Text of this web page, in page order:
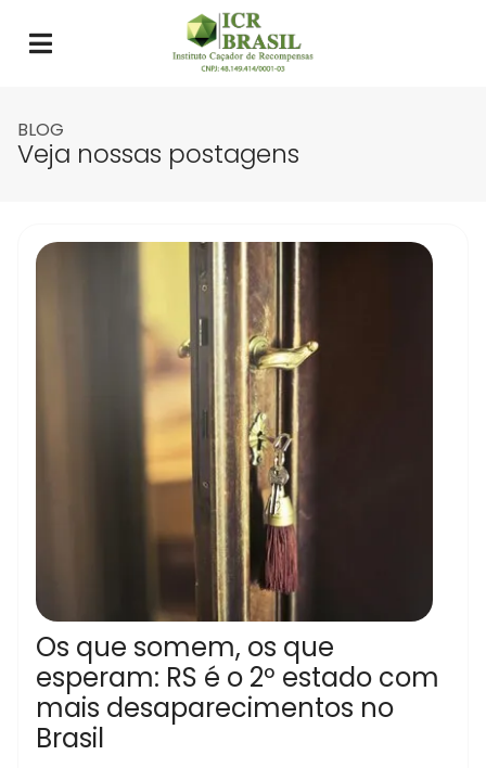
BLOG
Veja nossas postagens
Os que somem, os que
esperam: RS é o 2º estado com
mais desaparecimentos no
Brasil